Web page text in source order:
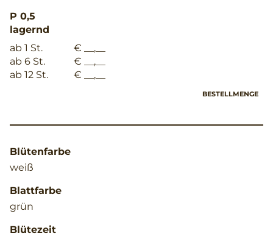
P 0,5
lagernd
ab 1 St.
€ __,__
ab 6 St.
€ __,__
ab 12 St.
€ __,__
BESTELLMENGE
Blütenfarbe
weiß
Blattfarbe
grün
Blütezeit